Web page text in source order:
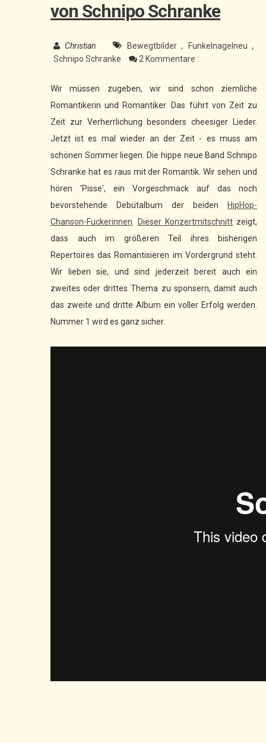
von Schnipo Schranke
Christian Bewegtbilder , Funkelnagelneu,
Schnipo Schranke
2 Kommentare :
Wir müssen zugeben, wir sind schon ziemliche
Romantikerin und Romantiker. Das führt von Zeit zu
Zeit zur Verherrlichung besonders cheesiger Lieder.
Jetzt ist es mal wieder an der Zeit - es muss am
schönen Sommer liegen. Die hippe neue Band Schnipo
Schranke hat es raus mit der Romantik. Wir sehen und
hören 'Pisse', ein Vorgeschmack auf das noch
bevorstehende Debütalbum der beiden
HipHop-
Chanson-Fuckerinnen
Dieser Konzertmitschnitt zeigt,
dass auch im größeren Teil ihres bisherigen
Repertoires das Romantisieren im Vordergrund steht.
Wir lieben sie, und sind jederzeit bereit auch ein
zweites oder drittes Thema zu sponsern, damit auch
das zweite und dritte Album ein voller Erfolg werden.
Nummer 1 wird es ganz sicher.